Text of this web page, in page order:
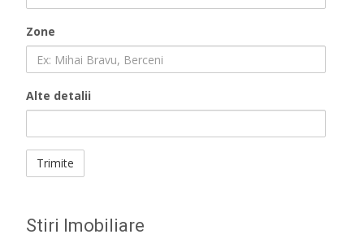
Zone
Alte detalii
Stiri Imobiliare